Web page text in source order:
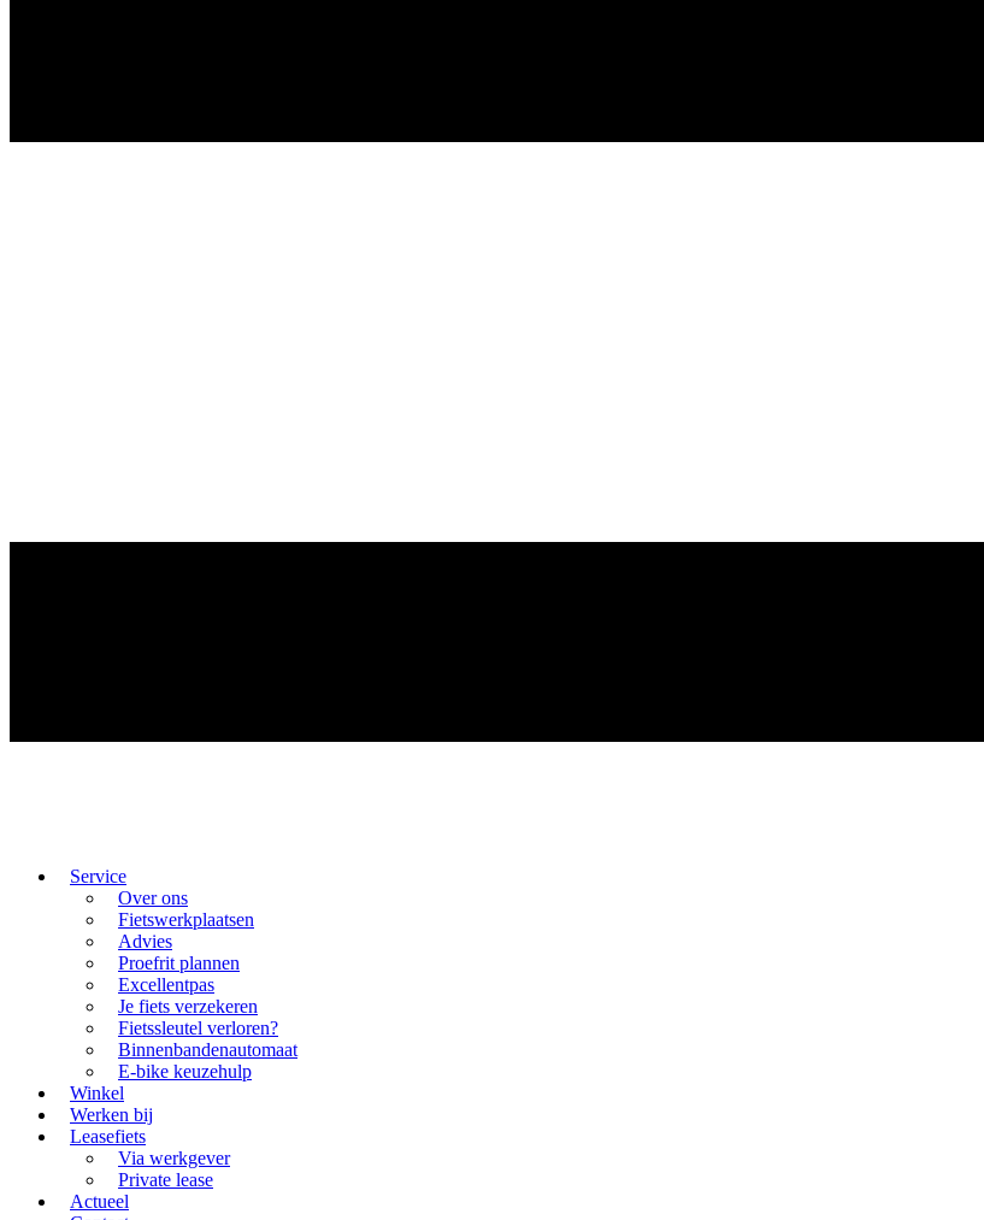
Service
Over ons
Fietswerkplaatsen
Advies
Proefrit plannen
Excellentpas
Je fiets verzekeren
Fietssleutel verloren?
Binnenbandenautomaat
E-bike keuzehulp
Winkel
Werken bij
Leasefiets
Via werkgever
Private lease
Actueel